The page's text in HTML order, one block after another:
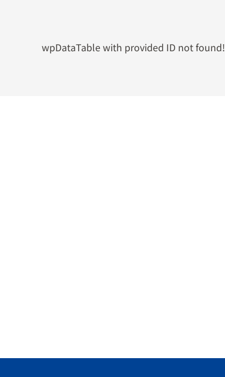
wpDataTable with provided ID not found!